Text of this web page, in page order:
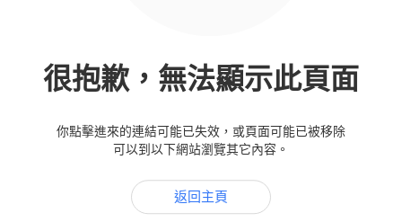
很抱歉，無法顯示此頁面
你點擊進來的連結可能已失效，或頁面可能已被移除
可以到以下網站瀏覽其它內容。
返回主頁